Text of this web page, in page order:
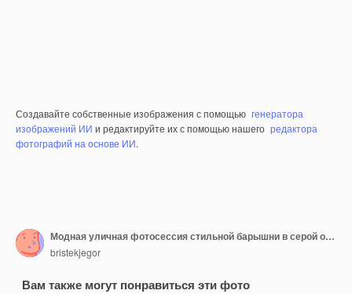
Создавайте собственные изображения с помощью генератора
изображений ИИ и редактируйте их с помощью нашего редактора
фотографий на основе ИИ.
Модная уличная фотосессия стильной барышни в серой одежде
bristekjegor
Вам также могут понравиться эти фото